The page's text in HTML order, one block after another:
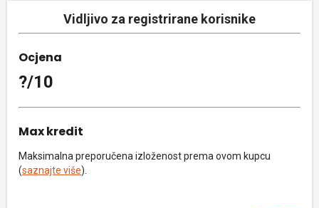
Vidljivo za registrirane korisnike
Ocjena
?/10
Max kredit
Maksimalna preporučena izloženost prema ovom kupcu
(saznajte više).